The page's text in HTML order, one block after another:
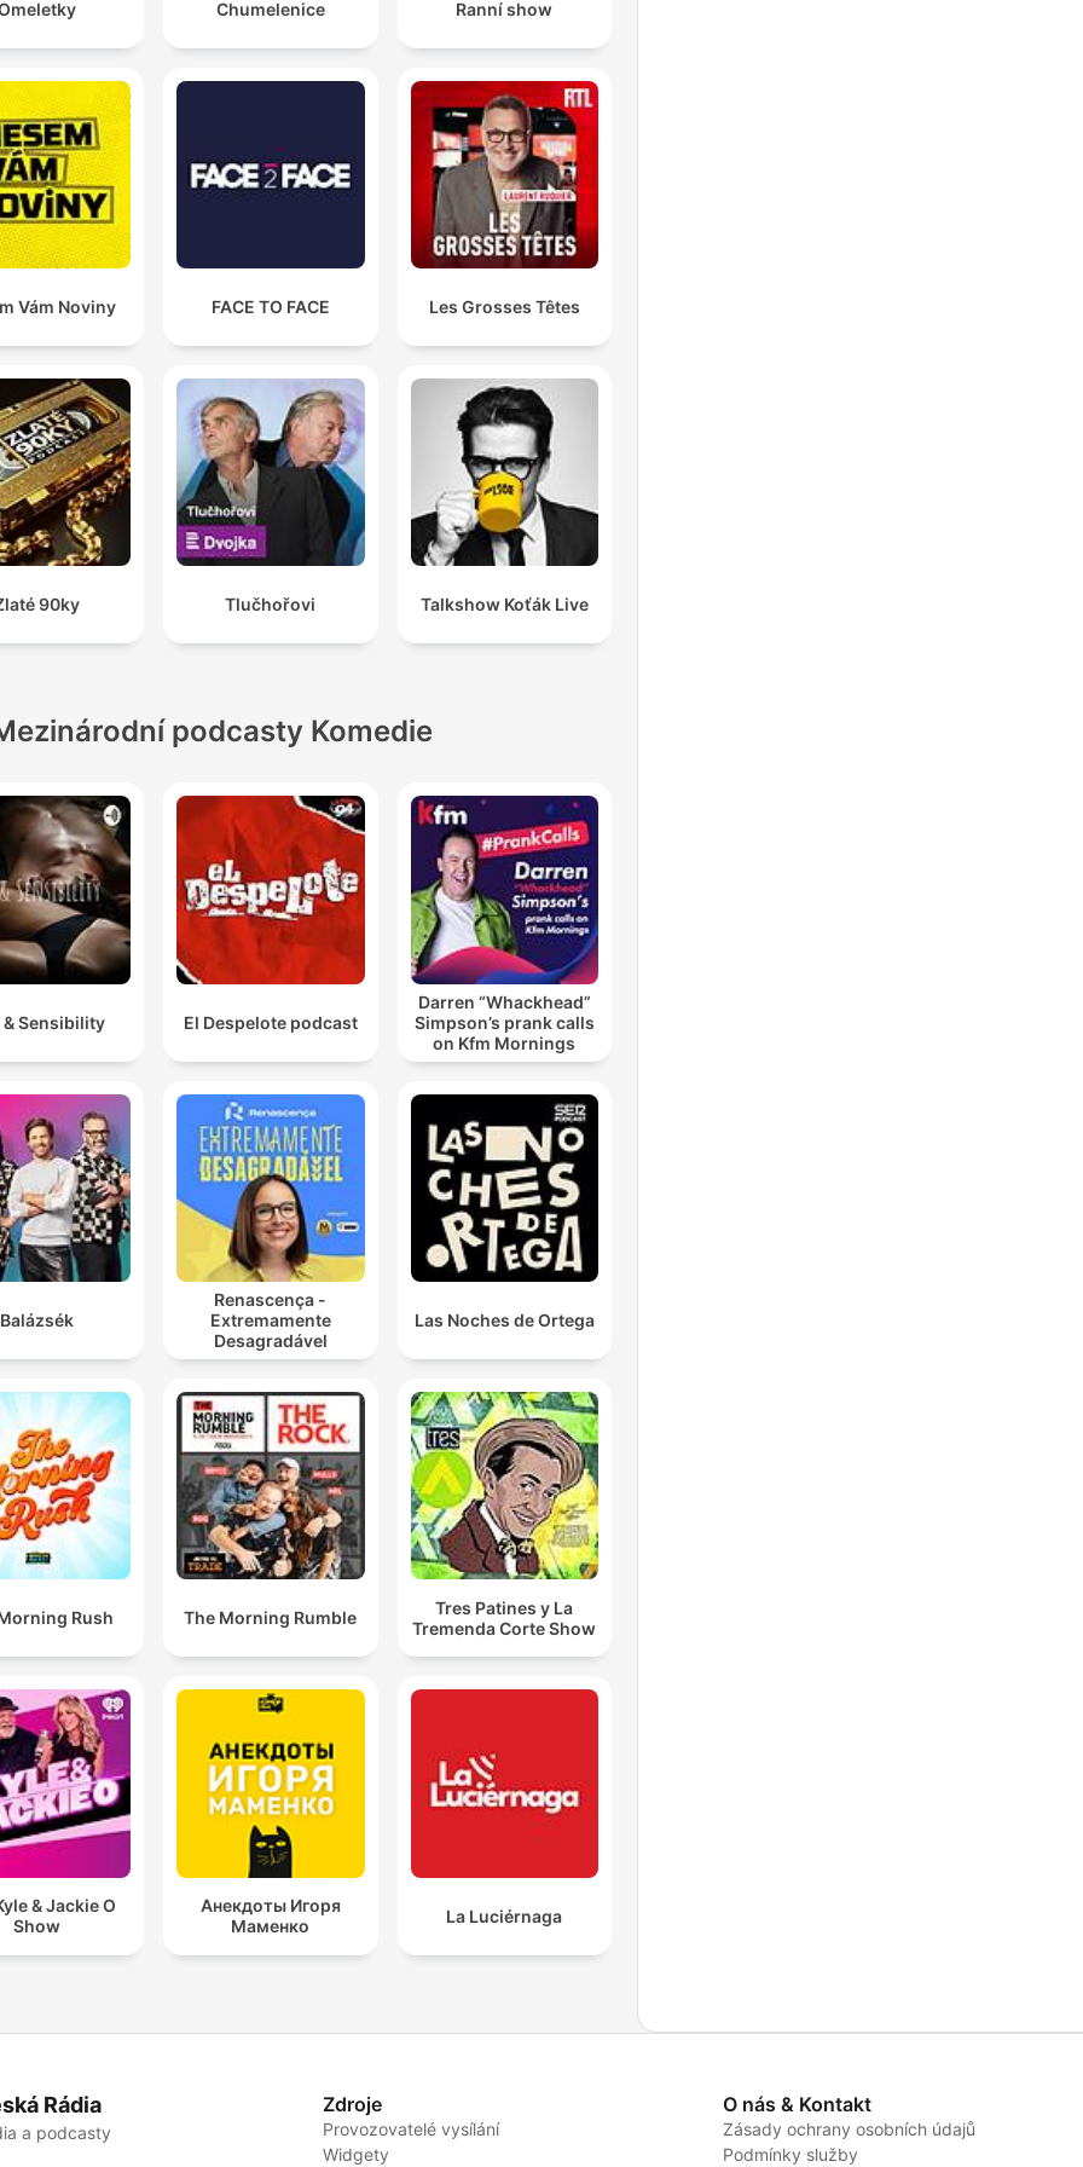
Chumelenice Ranní show
Vám Noviny FACE TO FACE Les Grosses Têtes
90ky Tlučhořovi Talkshow Koťák Live
podcasty Komedie
& Sensibility El Despelote podcast
Darren “Whackhead”
Simpson’s prank calls
on Kfm Mornings
Balázsék
Renascença -
Extremamente
Desagradável
Las Noches de Ortega
Rush The Morning Rumble
Tres Patines y La
Tremenda Corte Show
& Jackie O
Show
Анекдоты Игоря
Маменко
La Luciérnaga
Rádia
a podcasty
Zdroje
Provozovatelé vysílání
Widgety
O nás & Kontakt
Zásady ochrany osobních údajů
Podmínky služby